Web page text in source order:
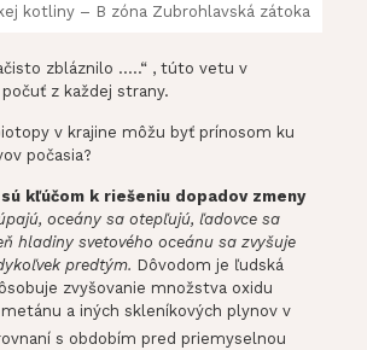
kotliny – B zóna Zubrohlavská zátoka
zbláznilo …..“ , túto vetu v
z každej strany.
v krajine môžu byť prínosom ku
počasia?
kľúčom k riešeniu dopadov zmeny
oceány sa otepľujú, ľadovce sa
hladiny svetového oceánu sa zvyšuje
predtým. Dôvodom je ľudská
zvyšovanie množstva oxidu
a iných skleníkových plynov v
s obdobím pred priemyselnou